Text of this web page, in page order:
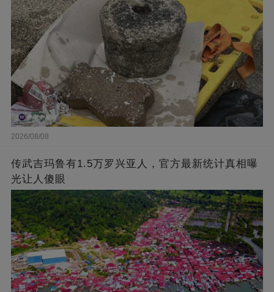
2026/08/08
传武吉玛鲁有1.5万罗兴亚人，官方最新统计真相曝
光让人傻眼